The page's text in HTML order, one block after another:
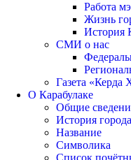
Работа
Жизнь
История
СМИ о нас
Газета «Керда
О Карабулаке
Общие
История города
Название
Символика
Список